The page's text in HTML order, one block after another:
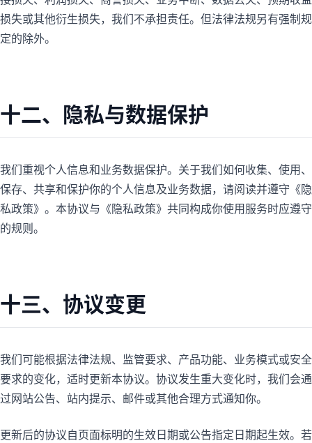
损失或其他衍生损失，我们不承担责任。但法律法规另有强制规
定的除外。
十二、隐私与数据保护
我们重视个人信息和业务数据保护。关于我们如何收集、使用、
保存、共享和保护你的个人信息及业务数据，请阅读并遵守《隐
私政策》。本协议与《隐私政策》共同构成你使用服务时应遵守
的规则。
十三、协议变更
我们可能根据法律法规、监管要求、产品功能、业务模式或安全
要求的变化，适时更新本协议。协议发生重大变化时，我们会通
过网站公告、站内提示、邮件或其他合理方式通知你。
更新后的协议自页面标明的生效日期或公告指定日期起生效。若